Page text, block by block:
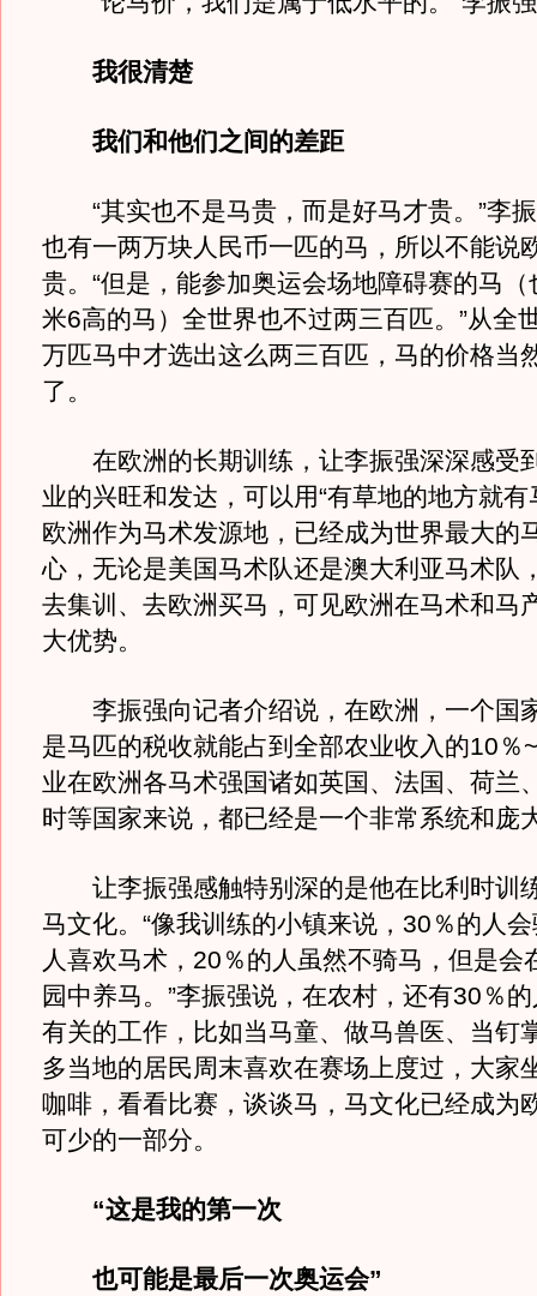
我很清楚
我们和他们之间的差距
“其实也不是马贵，而是好马才贵。”李
也有一两万块人民币一匹的马，所以不能说
贵。“但是，能参加奥运会场地障碍赛的马
米6高的马）全世界也不过两三百匹。”从全
万匹马中才选出这么两三百匹，马的价格当
了。
在欧洲的长期训练，让李振强深深感受
业的兴旺和发达，可以用“有草地的地方就有
欧洲作为马术发源地，已经成为世界最大的
心，无论是美国马术队还是澳大利亚马术队
去集训、去欧洲买马，可见欧洲在马术和马
大优势。
李振强向记者介绍说，在欧洲，一个国
是马匹的税收就能占到全部农业收入的10％
业在欧洲各马术强国诸如英国、法国、荷兰
时等国家来说，都已经是一个非常系统和庞
让李振强感触特别深的是他在比利时训
马文化。“像我训练的小镇来说，30％的人
人喜欢马术，20％的人虽然不骑马，但是会
园中养马。”李振强说，在农村，还有30％
有关的工作，比如当马童、做马兽医、当钉
多当地的居民周末喜欢在赛场上度过，大家
咖啡，看看比赛，谈谈马，马文化已经成为
可少的一部分。
“这是我的第一次
也可能是最后一次奥运会”